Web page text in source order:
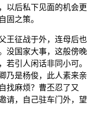
以后私下见面的机会更
固之策。
王征战于外，连母后也
没国家大事，这般傍晚
若引人闲话非同小可。
乃是杨俊，此人素来亲
找麻烦？曹丕忍了又
请，自己驻车门外，望